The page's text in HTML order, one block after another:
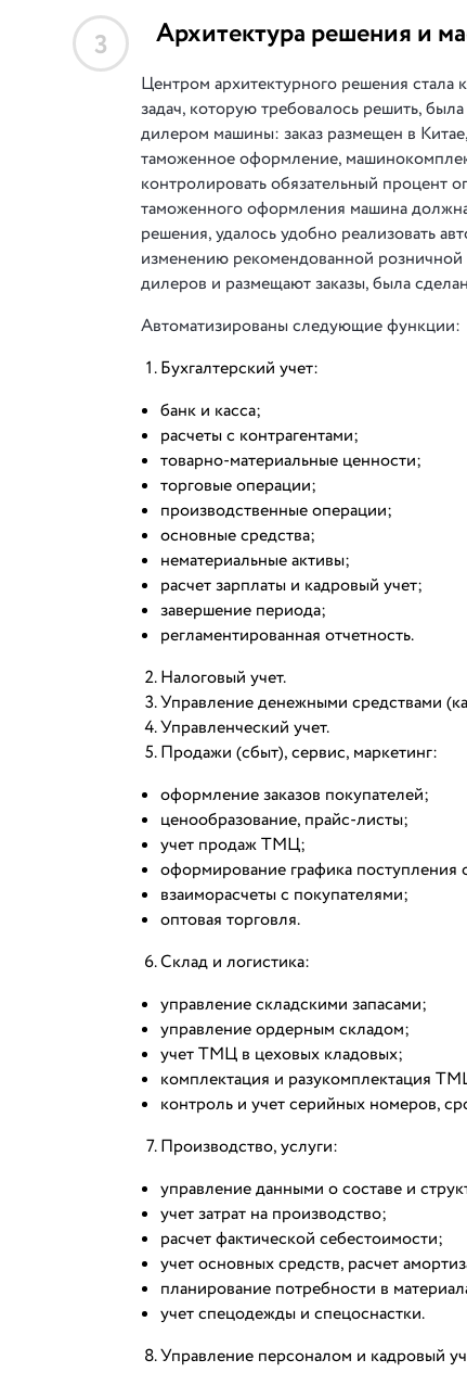
3 Архитектура решения и
Центром архитектурного решения
задач, которую требовалось решить,
дилером машины: заказ размещен в
таможенное оформление,
контролировать обязательный процент
таможенного оформления машина
решения, удалось удобно реализовать
изменению рекомендованной
дилеров и размещают заказы, была
Автоматизированы следующие функции:
Бухгалтерский учет:
банк и касса;
расчеты с контрагентами;
товарно-материальные ценности;
торговые операции;
производственные операции;
основные средства;
нематериальные активы;
расчет зарплаты и кадровый учет;
завершение периода;
регламентированная отчетность.
Налоговый учет.
Управление денежными средствами
Управленческий учет.
Продажи (сбыт), сервис, маркетинг:
оформление заказов покупателей;
ценообразование, прайс-листы;
учет продаж ТМЦ;
оформирование графика поступления
взаиморасчеты с покупателями;
оптовая торговля.
Склад и логистика:
управление складскими запасами;
управление ордерным складом;
учет ТМЦ в цеховых кладовых;
комплектация и разукомплектация
контроль и учет серийных номеров,
Производство, услуги:
управление данными о составе и
учет затрат на производство;
расчет фактической себестоимости;
учет основных средств, расчет
планирование потребности в
учет спецодежды и спецоснастки.
Управление персоналом и кадровый